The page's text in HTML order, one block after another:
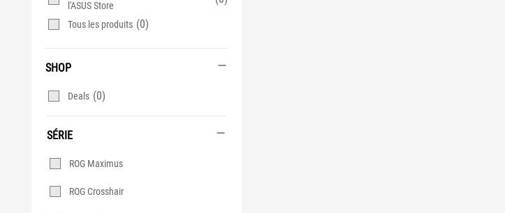
l'ASUS Store
Tous les produits (0)
SHOP
Deals (0)
SÉRIE
Série
ROG Maximus
ROG Crosshair